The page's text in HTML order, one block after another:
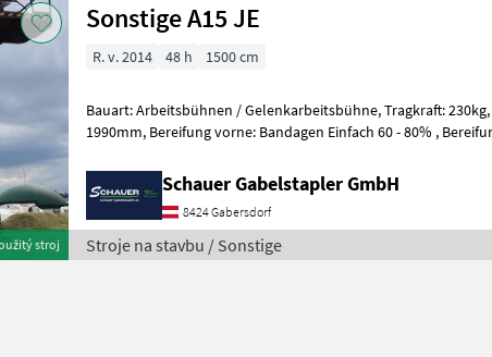
stroj
Sonstige A15 JE
R. v. 2014 48 h 1500 cm
Bauart: Arbeitsbühnen / Gelenkarbeitsbühne, Tragkraft: 230kg, Hubhöhe: 13000mm, Bauhöhe:
1990mm, Bereifung
Schauer Gabelstapler GmbH
8424 Gabersdorf
Stroje na stavbu / Sonstige